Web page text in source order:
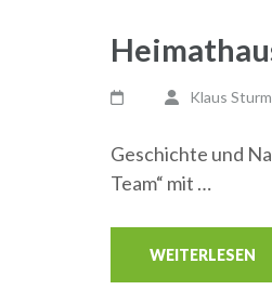
Klaus Sturm
Geschichte und
Team“ mit …
WEITERLESEN